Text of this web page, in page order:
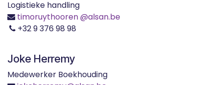
Logistieke handling
timoruythooren@alsan.be
+32 9 376 98 98
Joke Herremy
Medewerker Boekhouding